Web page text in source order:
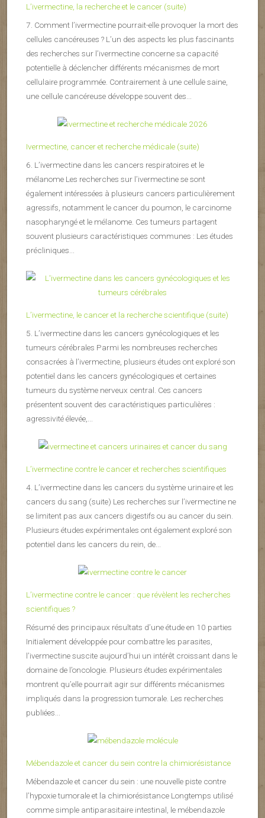
L’ivermectine, la recherche et le cancer (suite)
7. Comment l’ivermectine pourrait-elle provoquer la mort des
cellules cancéreuses ? L’un des aspects les plus fascinants
des recherches sur l’ivermectine concerne sa capacité
potentielle à déclencher différents mécanismes de mort
cellulaire programmée. Contrairement à une cellule saine,
une cellule cancéreuse développe souvent des...
Ivermectine, cancer et recherche médicale (suite)
6. L’ivermectine dans les cancers respiratoires et le
mélanome Les recherches sur l’ivermectine se sont
également intéressées à plusieurs cancers particulièrement
agressifs, notamment le cancer du poumon, le carcinome
nasopharyngé et le mélanome. Ces tumeurs partagent
souvent plusieurs caractéristiques communes : Les études
précliniques...
L’ivermectine, le cancer et la recherche scientifique (suite)
5. L’ivermectine dans les cancers gynécologiques et les
tumeurs cérébrales Parmi les nombreuses recherches
consacrées à l’ivermectine, plusieurs études ont exploré son
potentiel dans les cancers gynécologiques et certaines
tumeurs du système nerveux central. Ces cancers
présentent souvent des caractéristiques particulières :
agressivité élevée,...
L’ivermectine contre le cancer et recherches scientifiques
4. L’ivermectine dans les cancers du système urinaire et les
cancers du sang (suite) Les recherches sur l’ivermectine ne
se limitent pas aux cancers digestifs ou au cancer du sein.
Plusieurs études expérimentales ont également exploré son
potentiel dans les cancers du rein, de...
L’ivermectine contre le cancer : que révèlent les recherches
scientifiques ?
Résumé des principaux résultats d’une étude en 10 parties
Initialement développée pour combattre les parasites,
l’ivermectine suscite aujourd’hui un intérêt croissant dans le
domaine de l’oncologie. Plusieurs études expérimentales
montrent qu’elle pourrait agir sur différents mécanismes
impliqués dans la progression tumorale. Les recherches
publiées...
Mébendazole et cancer du sein contre la chimiorésistance
Mébendazole et cancer du sein : une nouvelle piste contre
l’hypoxie tumorale et la chimiorésistance Longtemps utilisé
comme simple antiparasitaire intestinal, le mébendazole